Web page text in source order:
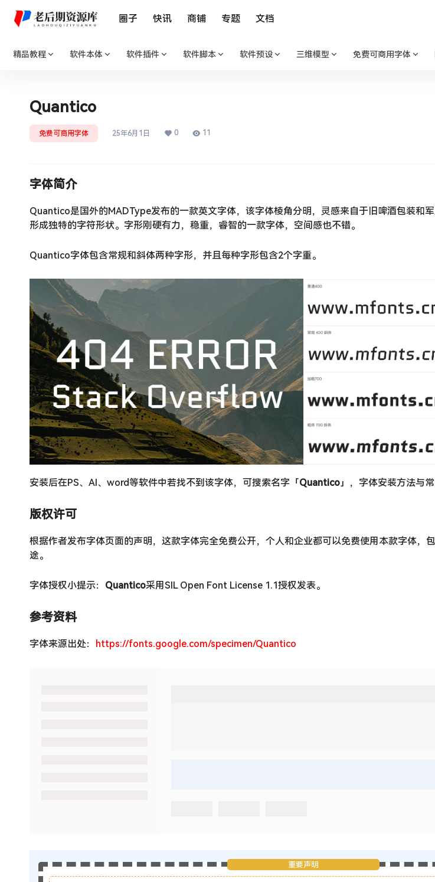
圈子 快讯 商铺 专题 文档
精品教程 软件本体 软件插件 软件脚本 软件预设 三维模型 免费可商用字体
Quantico
免费可商用字体 25年6月1日 0 11
字体简介
Quantico是国外的MADType发布的一款英文字体，该字体棱角分明，灵感来自于旧啤酒包装和
形成独特的字符形状。字形刚硬有力，稳重，睿智的一款字体，空间感也不错。
Quantico字体包含常规和斜体两种字形，并且每种字形包含2个字重。
安装后在PS、AI、word等软件中若找不到该字体，可搜索名字「Quantico 」，字体安装方法与常
版权许可
根据作者发布字体页面的声明，这款字体完全免费公开，个人和企业都可以免费使用本款字体，
途。
字体授权小提示： Quantico采用SIL Open Font License 1.1授权发表。
参考资料
字体来源出处： https://fonts.google.com/specimen/Quantico
重要声明